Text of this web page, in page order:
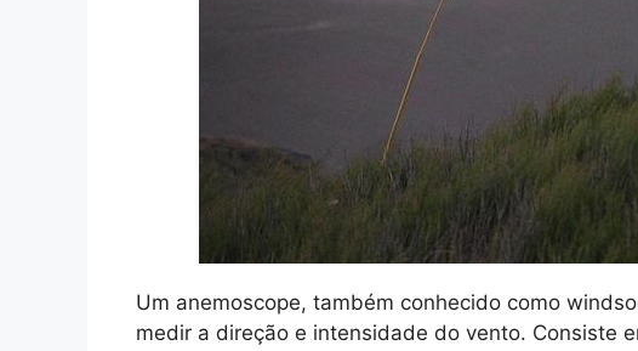
Um anemoscope, também conhecido como
medir a direção e intensidade do vento. Consiste